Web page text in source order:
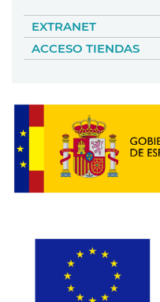
EXTRANET
ACCESO TIENDAS